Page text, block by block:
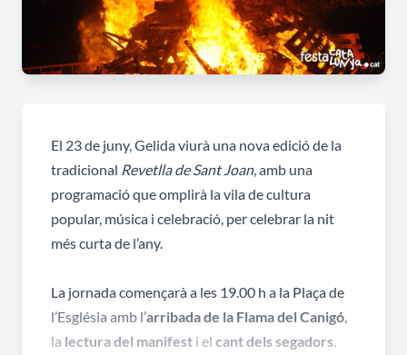
El 23 de juny, Gelida viurà una nova edició de la
tradicional Revetlla de Sant Joan, amb una
programació que omplirà la vila de cultura
popular, música i celebració, per celebrar la nit
més curta de l’any.
La jornada començarà a les 19.00 h a la Plaça de
l’Església amb l’arribada de la Flama del Canigó
la lectura del manifest i el cant dels segadors